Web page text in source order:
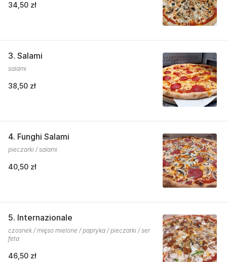
34,50 zł
3. Salami
salami
38,50 zł
4. Funghi Salami
pieczarki / salami
40,50 zł
5. Internazionale
czosnek / mięso mielone / papryka / pieczarki / ser
feta
46,50 zł